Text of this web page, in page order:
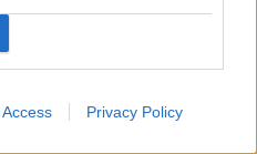
Privacy Policy
wyzej juz sie nie da